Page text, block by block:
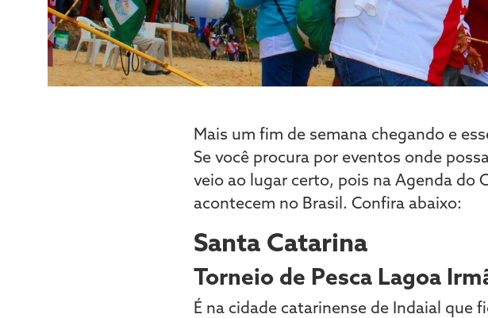
Mais um fim de semana chegando e
Se você procura por eventos onde
veio ao lugar certo, pois na Agenda do
acontecem no Brasil. Confira abaixo:
Santa Catarina
Torneio de Pesca Lagoa
É na cidade catarinense de Indaial que